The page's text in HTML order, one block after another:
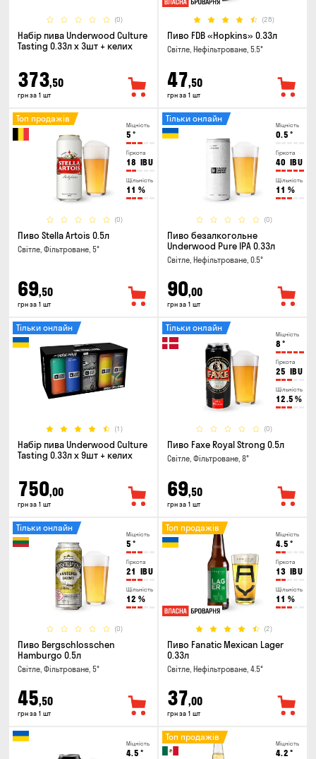
(0)
Набір пива Underwood Culture
Tasting 0.33л x 3шт + келих
373,50
грн за 1 шт
(28)
Пиво FDB «Hopkins» 0.33л
Світле, Нефільтроване, 5.5°
47,50
грн за 1 шт
Міцність
5 °
Гіркота
18 IBU
Щільність
11 %
(0)
Топ продажів
Пиво Stella Artois 0.5л
Світле, Фільтроване, 5°
69,50
грн за 1 шт
Міцність
0.5 °
Гіркота
40 IBU
Щільність
11 %
(0)
Тільки онлайн
Пиво безалкогольне
Underwood Pure IPA 0.33л
Світле, Нефільтроване, 0.5°
90,00
грн за 1 шт
(1)
Тільки онлайн
Набір пива Underwood Culture
Tasting 0.33л x 9шт + келих
750,00
грн за 1 шт
Міцність
8 °
Гіркота
25 IBU
Щільність
12.5 %
(0)
Тільки онлайн
Пиво Faxe Royal Strong 0.5л
Світле, Фільтроване, 8°
69,50
грн за 1 шт
Міцність
5 °
Гіркота
21 IBU
Щільність
12 %
(0)
Тільки онлайн
Пиво Bergschlosschen
Hamburgo 0.5л
Світле, Фільтроване, 5°
45,50
грн за 1 шт
Міцність
4.5 °
Гіркота
13 IBU
Щільність
11 %
(2)
Топ продажів
Пиво Fanatic Mexican Lager
0.33л
Світле, Нефільтроване, 4.5°
37,00
грн за 1 шт
Міцність
4.5 °
Міцність
4.2 °
Топ продажів